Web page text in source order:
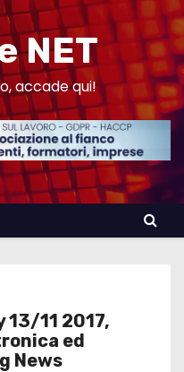
NET
accade qui!
13/11 2017,
ed
News